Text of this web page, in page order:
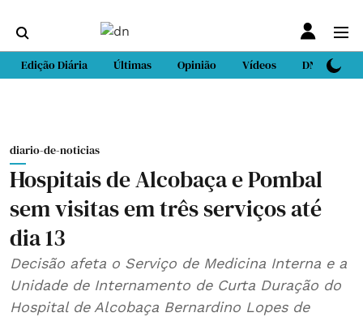
Edição Diária Últimas Opinião Vídeos DN Sport
diario-de-noticias
Hospitais de Alcobaça e Pombal
sem visitas em três serviços até
dia 13
Decisão afeta o Serviço de Medicina Interna e a
Unidade de Internamento de Curta Duração do
Hospital de Alcobaça Bernardino Lopes de